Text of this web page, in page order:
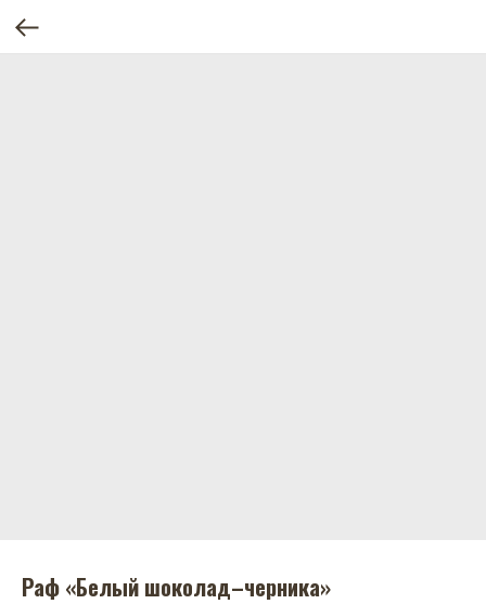
Раф «Белый шоколад–черника»